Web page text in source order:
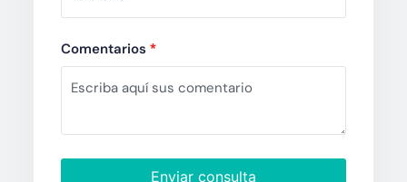
Comentarios *
Enviar consulta